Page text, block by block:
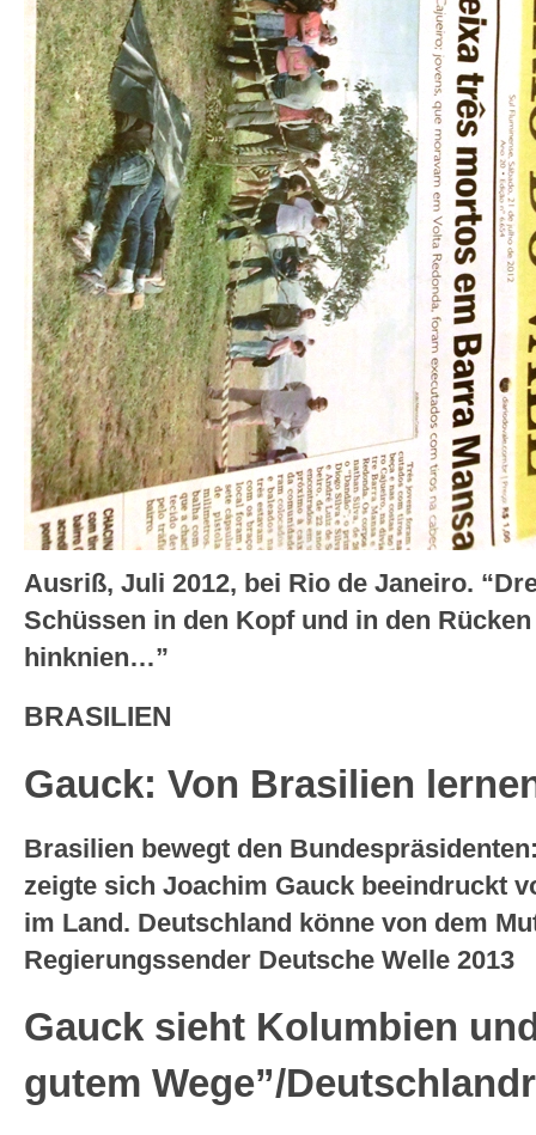
Ausriß, Juli 2012, bei Rio de Janeiro.
Schüssen in den Kopf und in den
hinknien…”
BRASILIEN
Gauck: Von Brasilien
Brasilien bewegt den
zeigte sich Joachim Gauck beeindruckt
im Land. Deutschland könne von dem
Regierungssender Deutsche Welle 2013
Gauck sieht Kolumbien
gutem Wege”/